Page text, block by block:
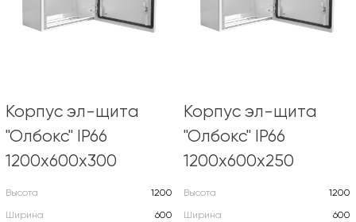
Корпус эл-щита
"Олбокс" IP66
1200х600х300
Высота
1200
Ширина
600
Корпус эл-щита
"Олбокс" IP66
1200х600х250
Высота
1200
Ширина
600